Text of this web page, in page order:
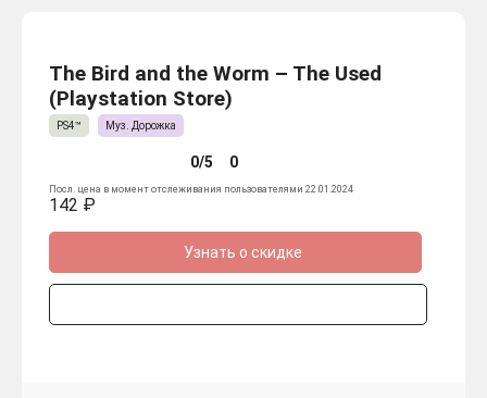
The Bird and the Worm – The Used
(Playstation Store)
PS4™ Муз. Дорожка
0/5 0
Посл. цена в момент отслеживания пользователями 22.01.2024
142 ₽
Узнать о скидке